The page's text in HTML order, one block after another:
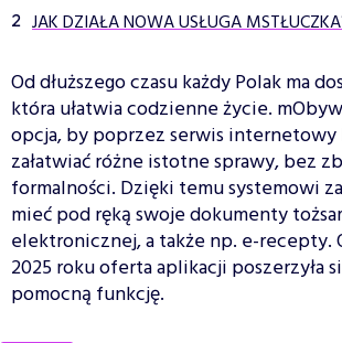
JAK DZIAŁA NOWA USŁUGA
Od dłuższego czasu każdy Polak ma
która ułatwia codzienne życie.
opcja, by poprzez serwis
załatwiać różne istotne sprawy, bez
formalności. Dzięki temu systemowi
mieć pod ręką swoje dokumenty
elektronicznej, a także np. e-recepty.
2025 roku oferta aplikacji poszerzyła
pomocną funkcję.